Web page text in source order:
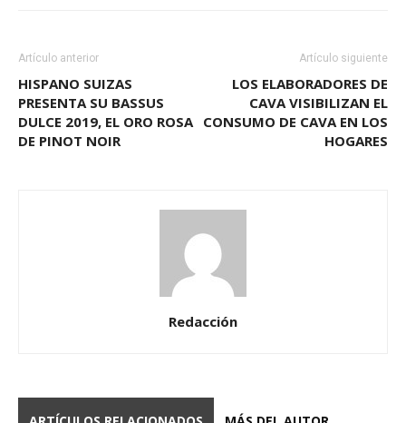
Artículo anterior
HISPANO SUIZAS
PRESENTA SU BASSUS
DULCE 2019, EL ORO ROSA
DE PINOT NOIR
Artículo siguiente
LOS ELABORADORES DE
CAVA VISIBILIZAN EL
CONSUMO DE CAVA EN LOS
HOGARES
Redacción